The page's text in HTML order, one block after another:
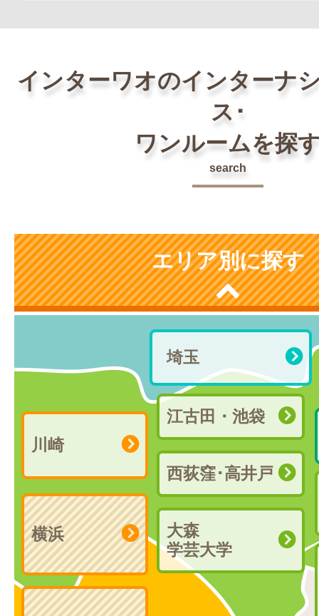
インターワオのインターナ
ス･
ワンルームを探
search
エリア別に探す
埼玉
江古田・池袋
西荻窪･高井戸
大森
学芸大学
川崎
横浜